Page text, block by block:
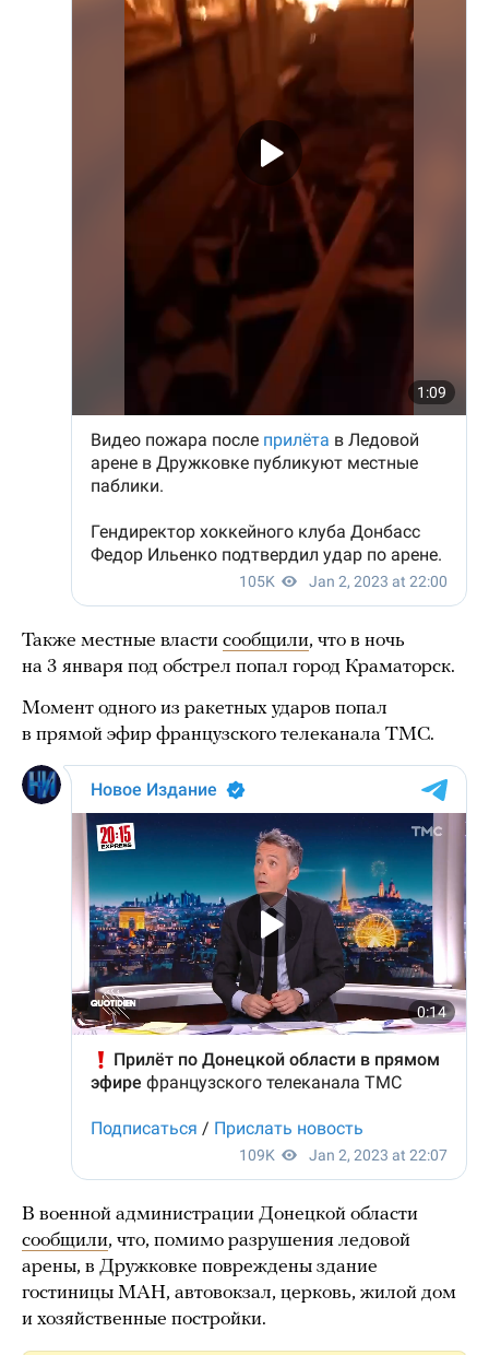
Также местные власти сообщили, что в ночь
на 3 января под обстрел попал город Краматорск.
Момент одного из ракетных ударов попал
в прямой эфир французского телеканала ТМС.
В военной администрации Донецкой области
сообщили, что, помимо разрушения ледовой
арены, в Дружковке повреждены здание
гостиницы МАН, автовокзал, церковь, жилой дом
и хозяйственные постройки.